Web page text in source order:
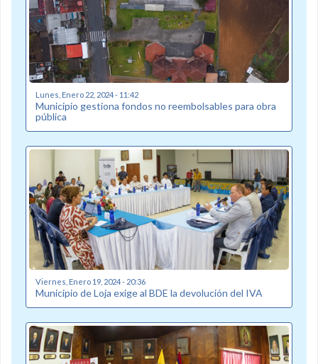
Lunes, Enero 22, 2024 - 11:42
Municipio gestiona fondos no reembolsables para obra
pública
Viernes, Enero 19, 2024 - 20:36
Municipio de Loja exige al BDE la devolución del IVA